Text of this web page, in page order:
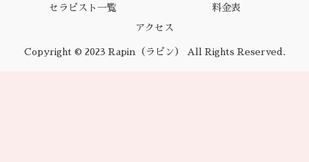
セラピスト一覧 料金表
アクセス
Copyright © 2023 Rapin（ラピン） All Rights Reserved.